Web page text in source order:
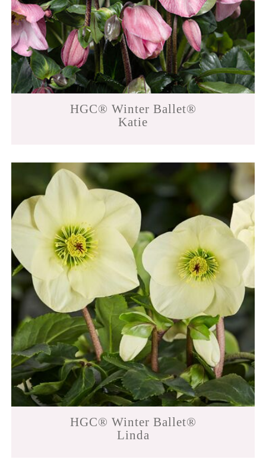
HGC® Winter Ballet®
Katie
HGC® Winter Ballet®
Linda